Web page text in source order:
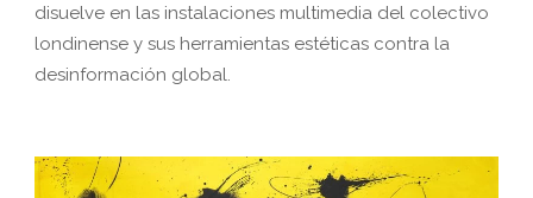
disuelve en las instalaciones multimedia del colectivo
londinense y sus herramientas estéticas contra la
desinformación global.